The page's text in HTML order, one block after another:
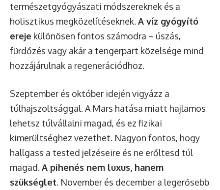
természetgyógyászati módszereknek és a
holisztikus megközelítéseknek. A víz gyógyító
ereje különösen fontos számodra – úszás,
fürdőzés vagy akár a tengerpart közelsége mind
hozzájárulnak a regenerációdhoz.
Szeptember és október idején vigyázz a
túlhajszoltsággal. A Mars hatása miatt hajlamos
lehetsz túlvállalni magad, és ez fizikai
kimerültséghez vezethet. Nagyon fontos, hogy
hallgass a tested jelzéseire és ne erőltesd túl
magad. A pihenés nem luxus, hanem
szükséglet. November és december a legerősebb